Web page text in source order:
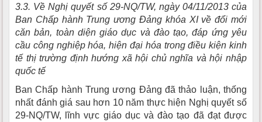
3.3. Về Nghị quyết số 29-NQ/TW, ngày 04/11/2013 của
Ban Chấp hành Trung ương Đảng khóa XI về đổi mới
căn bản, toàn diện giáo dục và đào tạo, đáp ứng yêu
cầu công nghiệp hóa, hiện đại hóa trong điều kiện kinh
tế thị trường định hướng xã hội chủ nghĩa và hội nhập
quốc tế
Ban Chấp hành Trung ương Đảng đã thảo luận, thống
nhất đánh giá sau hơn 10 năm thực hiện Nghị quyết số
29-NQ/TW, lĩnh vực giáo dục và đào tạo đã đạt được